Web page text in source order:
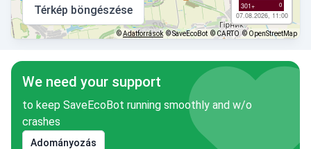
301+ 0
07.08.2026, 11:00
Térkép böngészése
©Adatforrások © SaveEcoBot © CARTO © OpenStreetMap
We need your support
to keep SaveEcoBot running smoothly and w/o
crashes
Adományozás